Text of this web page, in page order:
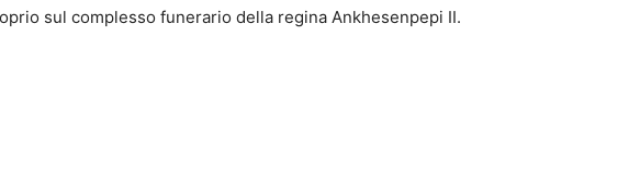
sul complesso funerario della regina Ankhesenpepi II.